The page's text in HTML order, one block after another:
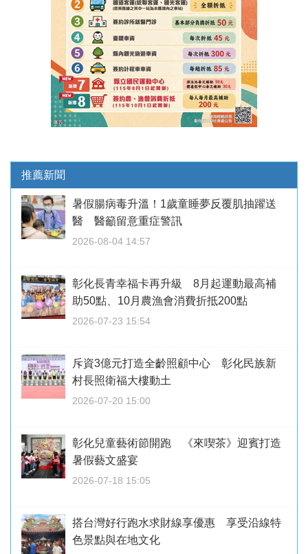
推薦新聞
暑假腸病毒升溫！1歲童睡夢反覆肌抽躍送
醫 醫籲留意重症警訊
2026-08-04 14:57
彰化長青幸福卡再升級 8月起運動最高補
助50點、10月農漁會消費折抵200點
2026-07-23 15:54
斥資3億元打造全齡照顧中心 彰化民族新
村長照衛福大樓動土
2026-07-20 15:00
彰化兒童藝術節開跑 《來喫茶》迎賓打造
暑假藝文盛宴
2026-07-18 15:05
搭台灣好行跑水求財線享優惠 享受沿線特
色景點與在地文化